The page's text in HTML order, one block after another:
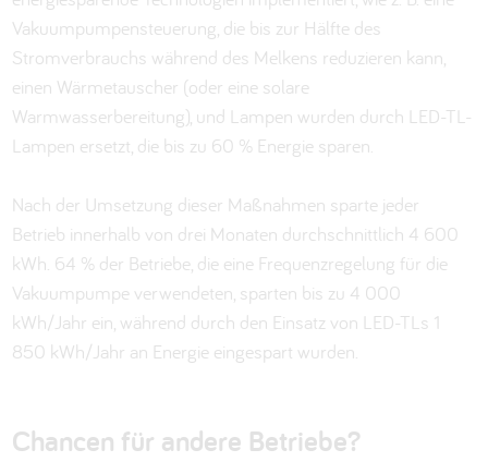
Vakuumpumpensteuerung, die bis zur Hälfte des
Stromverbrauchs während des Melkens reduzieren kann,
einen Wärmetauscher (oder eine solare
Warmwasserbereitung), und Lampen wurden durch LED-TL-
Lampen ersetzt, die bis zu 60 % Energie sparen.
Nach der Umsetzung dieser Maßnahmen sparte jeder
Betrieb innerhalb von drei Monaten durchschnittlich 4 600
kWh. 64 % der Betriebe, die eine Frequenzregelung für die
Vakuumpumpe verwendeten, sparten bis zu 4 000
kWh/Jahr ein, während durch den Einsatz von LED-TLs 1
850 kWh/Jahr an Energie eingespart wurden.
Chancen für andere Betriebe?